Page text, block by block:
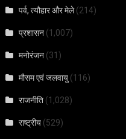
पर्व, त्यौहार और मेले(214)
प्रशासन (1,007)
मनोरंजन (31)
मौसम एवं जलवायु (116)
राजनीति (1,028)
राष्ट्रीय (529)